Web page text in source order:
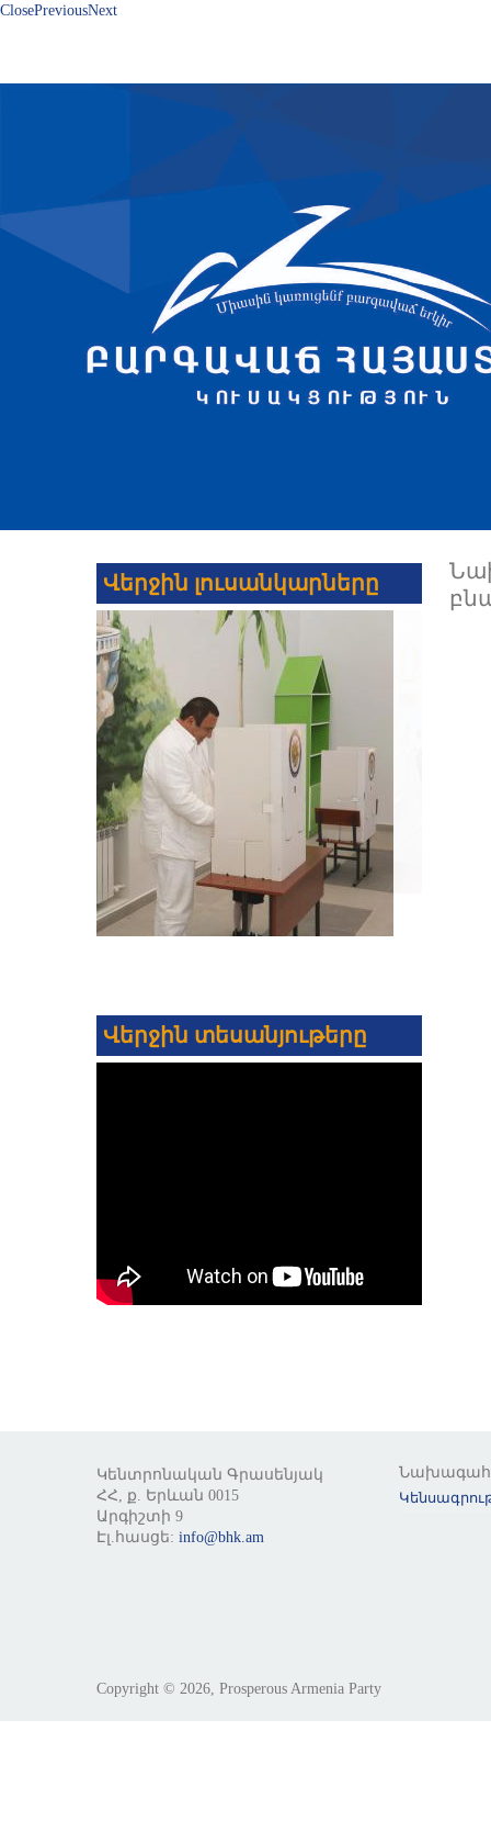
ClosePreviousNext
Վերջին լուսանկարները
Վերջին տեսանյութերը
Կենտրոնական Գրասենյակ
ՀՀ, ք. Երևան 0015
Արգիշտի 9
Էլ.հասցե: info@bhk.am
Նախագահ
Copyright © 2026, Prosperous Armenia Party